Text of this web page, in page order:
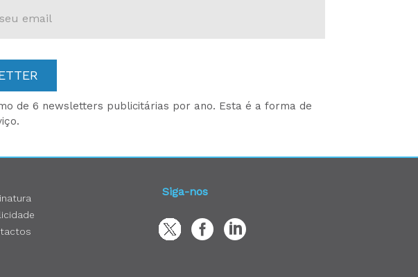
de 6 newsletters publicitárias por ano. Esta é a forma de
Siga-nos